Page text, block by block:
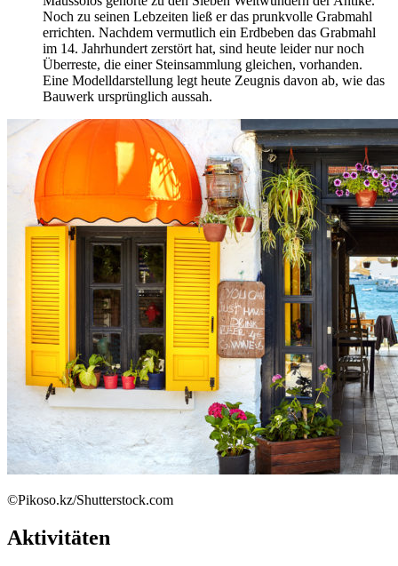
Noch zu seinen Lebzeiten ließ er das prunkvolle Grabmahl
errichten. Nachdem vermutlich ein Erdbeben das Grabmahl
im 14. Jahrhundert zerstört hat, sind heute leider nur noch
Überreste, die einer Steinsammlung gleichen, vorhanden.
Eine Modelldarstellung legt heute Zeugnis davon ab, wie das
Bauwerk ursprünglich aussah.
©Pikoso.kz/Shutterstock.com
Aktivitäten